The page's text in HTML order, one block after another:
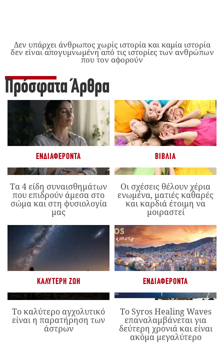
Δεν υπάρχει άνθρωπος χωρίς ιστορία και καμία ιστορία
δεν είναι απογυμνωμένη από τις ιστορίες των ανθρώπων
που τον αφορούν
Πρόσφατα Άρθρα
ΕΝΔΙΑΦΈΡΟΝΤΑ
Τα 4 είδη συναισθημάτων
που επιδρούν άμεσα στο
σώμα και στη φυσιολογία
μας
ΒΙΒΛΊΑ
Οι σχέσεις θέλουν χέρια
ενωμένα, ματιές καθαρές
και καρδιά έτοιμη να
μοιραστεί
ΚΑΛΎΤΕΡΗ ΖΩΉ
Το καλύτερο αγχολυτικό
είναι η παρατήρηση των
άστρων
ΕΝΔΙΑΦΈΡΟΝΤΑ
Το Syros Healing Waves
επαναλαμβάνεται για
δεύτερη χρονιά και είναι
ακόμα μεγαλύτερο